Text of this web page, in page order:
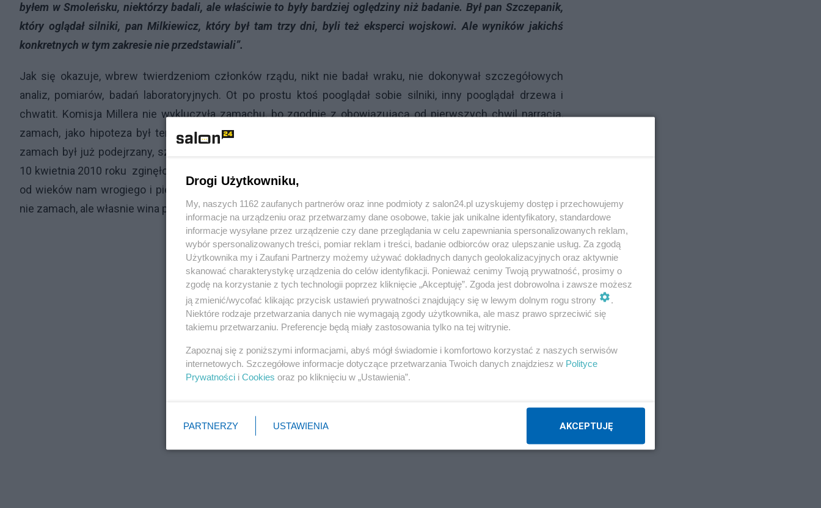
byłem w Smoleńsku, niektórzy badali, ale właściwie to były bardziej oględziny niż badanie. Był pan Szczepanik,
który oglądał silniki, pan Milkiewicz, który był tam trzy dni, byli też eksperci wojskowi. Ale wyników jakichś
konkretnych w tym zakresie nie przedstawiali”.
Jak się okazuje, wbrew twierdzeniom członków rządu, nikt nie badał wraku, nie dokonywał szczegółowych
analiz, pomiarów, badań laboratoryjnych. Ot po prostu ktoś pooglądał sobie silniki, inny pooglądał drzewa i
chwatit. Komisja Millera nie wykluczyła zamachu, bo zgodnie z obowiązującą od pierwszych chwil narracją,
zamach, jako hipoteza był tematem tabu, więc nikt się tym nie zajmował. Zresztą sam fakt cenzury słowa
zamach był już podejrzany, szczególnie w czasach, kiedy zamachy terrorystyczne są na porządku dziennym.
10 kwietnia 2010 roku zginęło całe przywództwo wojskowe i polityczne państwa polskiego na terenie państwa
od wieków nam wrogiego i pierwszą, jedyną dopuszczalną hipotezą była hipoteza o winie pilotów. Nie awaria,
nie zamach, ale własnie wina pilotów. Dlaczego?
Drogi Użytkowniku,
My, naszych 1162 zaufanych partnerów oraz inne podmioty z salon24.pl uzyskujemy dostęp i przechowujemy
informacje na urządzeniu oraz przetwarzamy dane osobowe, takie jak unikalne identyfikatory, standardowe
informacje wysyłane przez urządzenie czy dane przeglądania w celu zapewniania spersonalizowanych reklam,
wybór spersonalizowanych treści, pomiar reklam i treści, badanie odbiorców oraz ulepszanie usług. Za zgodą
Użytkownika my i Zaufani Partnerzy możemy używać dokładnych danych geolokalizacyjnych oraz aktywnie
skanować charakterystykę urządzenia do celów identyfikacji. Ponieważ cenimy Twoją prywatność, prosimy o
zgodę na korzystanie z tych technologii poprzez kliknięcie „Akceptuję”. Zgoda jest dobrowolna i zawsze możesz
ją zmienić/wycofać klikając przycisk ustawień prywatności znajdujący się w lewym dolnym rogu strony
.
Niektóre rodzaje przetwarzania danych nie wymagają zgody użytkownika, ale masz prawo sprzeciwić się
takiemu przetwarzaniu. Preferencje będą miały zastosowania tylko na tej witrynie.
Zapoznaj się z poniższymi informacjami, abyś mógł świadomie i komfortowo korzystać z naszych serwisów
internetowych. Szczegółowe informacje dotyczące przetwarzania Twoich danych znajdziesz w Polityce
Prywatności i Cookies oraz po kliknięciu w „Ustawienia”.
PARTNERZY USTAWIENIA AKCEPTUJĘ